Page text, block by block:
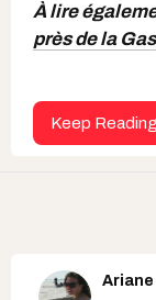
À lire
près de la
Keep Reading